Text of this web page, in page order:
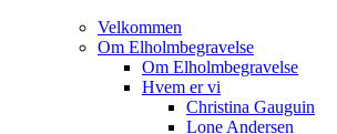
Velkommen
Om Elholmbegravelse
Om Elholmbegravelse
Hvem er vi
Christina Gauguin
Lone Andersen